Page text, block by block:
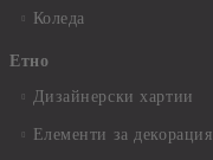
Коледа
Етно
Дизайнерски хартии
Елементи за декорация